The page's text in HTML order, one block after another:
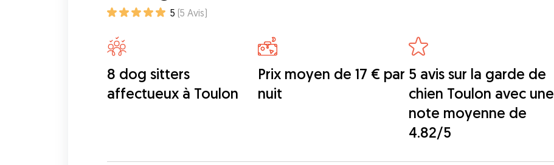
5 (5 Avis)
8 dog sitters
affectueux à Toulon
Prix moyen de 17 € par
nuit
5 avis sur la garde de
chien Toulon avec une
note moyenne de
4.82/5